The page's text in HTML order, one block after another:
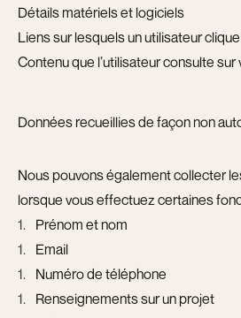
Détails matériels et logiciels
Liens sur lesquels un utilisateur
Contenu que l’utilisateur consulte sur
Données recueillies de façon non
Nous pouvons également collecter
lorsque vous effectuez certaines
Prénom et nom
Email
Numéro de téléphone
Renseignements sur un projet